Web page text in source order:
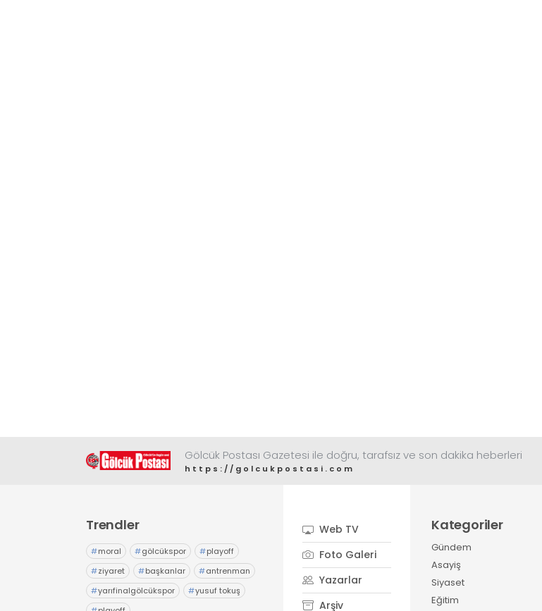
Gölcük Postası Gazetesi ile doğru, tarafsız ve son dakika heberleri
https://golcukpostasi.com
Trendler
#moral #gölcükspor #playoff
#ziyaret #başkanlar #antrenman
#yarıfinalgölcükspor #yusuf tokuş
Web TV
Foto Galeri
Yazarlar
Arşiv
Kategoriler
Gündem
Asayiş
Siyaset
Eğitim